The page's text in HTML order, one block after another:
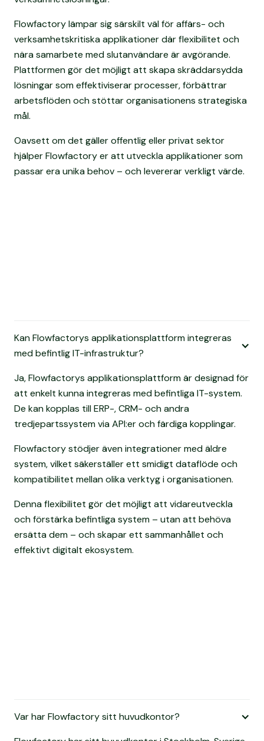
Flowfactory lämpar sig särskilt väl för affärs- och
verksamhetskritiska applikationer där flexibilitet och
nära samarbete med slutanvändare är avgörande.
Plattformen gör det möjligt att skapa skräddarsydda
lösningar som effektiviserar processer, förbättrar
arbetsflöden och stöttar organisationens strategiska
mål.
Oavsett om det gäller offentlig eller privat sektor
hjälper Flowfactory er att utveckla applikationer som
passar era unika behov – och levererar verkligt värde.
Kan Flowfactorys applikationsplattform integreras
med befintlig IT-infrastruktur?
Ja, Flowfactorys applikationsplattform är designad för
att enkelt kunna integreras med befintliga IT-system.
De kan kopplas till ERP-, CRM- och andra
tredjepartssystem via API:er och färdiga kopplingar.
Flowfactory stödjer även integrationer med äldre
system, vilket säkerställer ett smidigt dataflöde och
kompatibilitet mellan olika verktyg i organisationen.
Denna flexibilitet gör det möjligt att vidareutveckla
och förstärka befintliga system – utan att behöva
ersätta dem – och skapar ett sammanhållet och
effektivt digitalt ekosystem.
Var har Flowfactory sitt huvudkontor?